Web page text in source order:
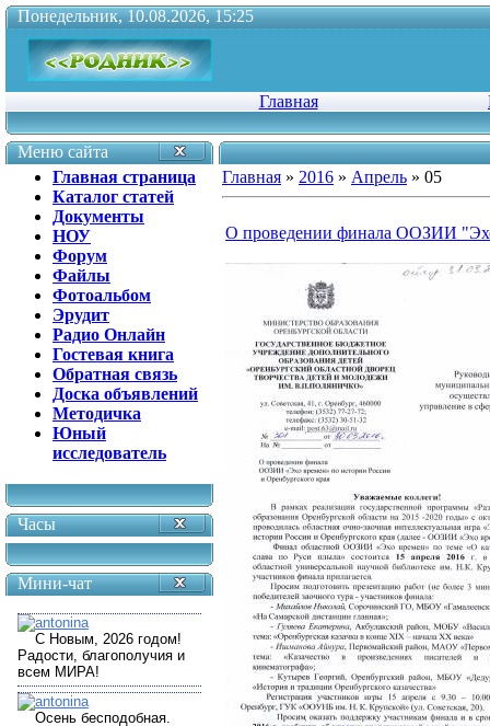
Понедельник, 10.08.2026, 15:25
Главная
Меню сайта
Главная страница
Каталог статей
Документы
НОУ
Форум
Файлы
Фотоальбом
Эрудит
Радио Онлайн
Гостевая книга
Обратная связь
Доска объявлений
Методичка
Юный
исследователь
Часы
Мини-чат
Главная » 2016 » Апрель » 05
О проведении финала ООЗИИ